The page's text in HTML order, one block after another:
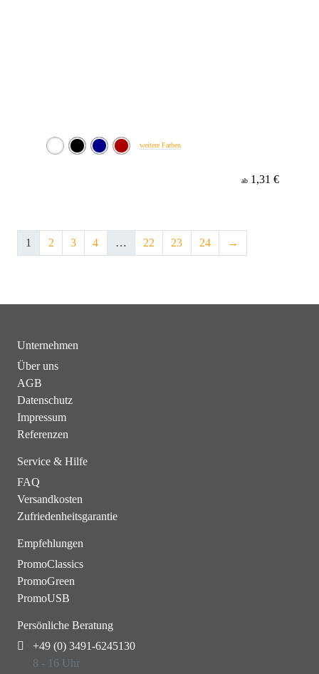
weitere Farben
ab 1,31 €
1 2 3 4 … 22 23 24 →
Unternehmen
Über uns
AGB
Datenschutz
Impressum
Referenzen
Service & Hilfe
FAQ
Versandkosten
Zufriedenheitsgarantie
Empfehlungen
PromoClassics
PromoGreen
PromoUSB
Persönliche Beratung
+49 (0) 3491-6245130
8 - 16 Uhr